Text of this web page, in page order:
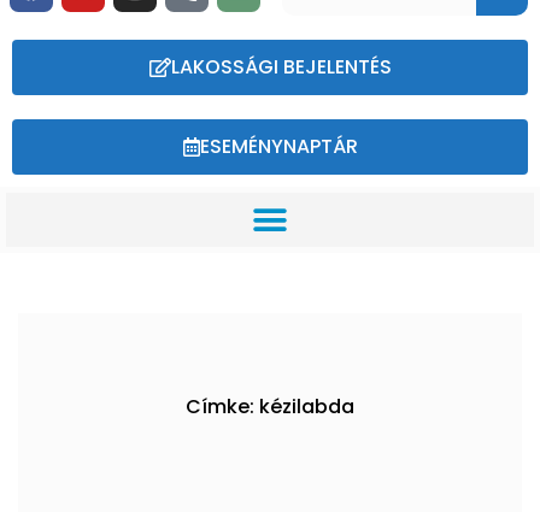
LAKOSSÁGI BEJELENTÉS
ESEMÉNYNAPTÁR
Címke: kézilabda